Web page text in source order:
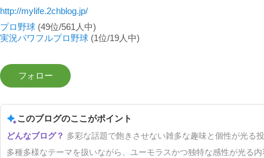
http://mylife.2chblog.jp/
プロ野球 (49位/561人中)
実況パワフルプロ野球 (1位/19人中)
このブログのここがポイント
多彩な話題で飽きさせない雑多な趣味と個性が光る
多種多様なテーマを扱いながら、ユーモラスかつ独特な感性が光る